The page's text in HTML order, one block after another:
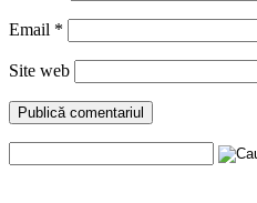
Email *
Site web